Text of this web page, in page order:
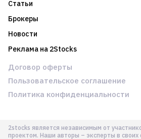
Статьи
Брокеры
Новости
Реклама на 2Stocks
2stocks является независимым от
проектом. Наши авторы – эксперты в своих
Договор оферты
Пользовательское соглашение
Политика конфиденциальности